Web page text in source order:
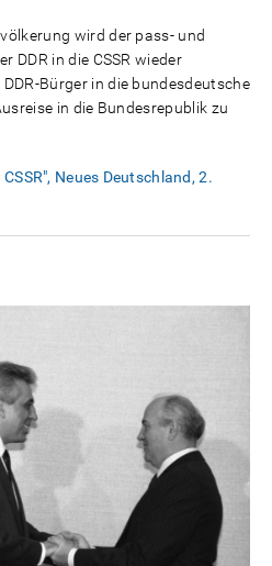
wird der pass- und
DDR in die CSSR wieder
Bürger in die bundesdeutsche
in die Bundesrepublik zu
Neues Deutschland, 2.